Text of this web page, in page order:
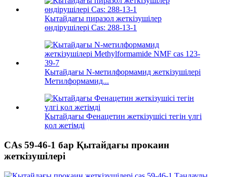
Қытайдағы пиразол жеткізушілер
өндірушілері Cas: 288-13-1
Қытайдағы N-метилформамид жеткізушілері
Метилформамид...
Қытайдағы Фенацетин жеткізушісі тегін үлгі
қол жетімді
CAs 59-46-1 бар Қытайдағы прокаин
жеткізушілері